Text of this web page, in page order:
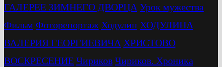
ГАЛЕРЕЕ ЗИМНЕГО ДВОРЦА Урок мужества
Фильм Фоторепортаж Ходулин ХОДУЛИНА
ВАЛЕРИЯ ГЕОРГИЕВИЧА ХРИСТОВО
ВОСКРЕСЕНИЕ Чириков Чириков. Хроника